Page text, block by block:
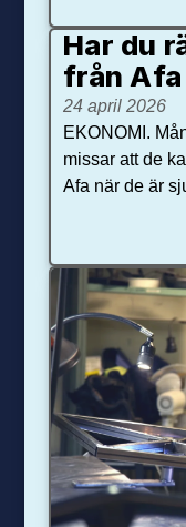
Har du
från
24 april 2026
EKONOMI.
missar att de
Afa när de är